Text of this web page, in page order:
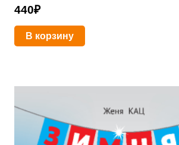
440₽
В корзину